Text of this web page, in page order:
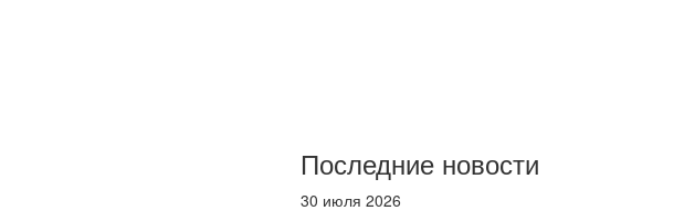
Последние новости
30 июля 2026